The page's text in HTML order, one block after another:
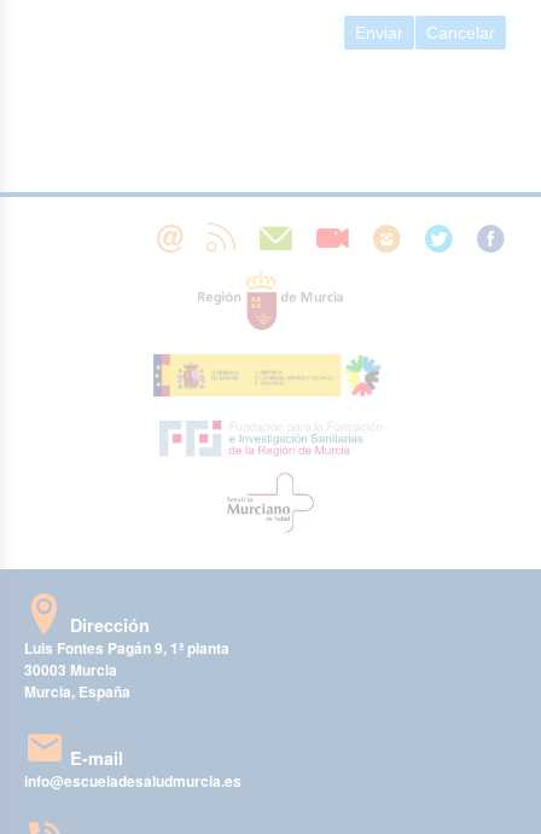
Enviar Cancelar
Dirección
Luis Fontes Pagán 9, 1ª planta
30003 Murcia
Murcia, España
E-mail
info@escueladesaludmurcia.es